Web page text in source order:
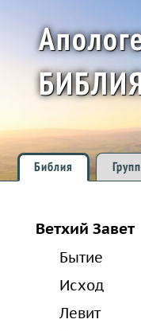
Библия
Ветхий Завет
Бытие
Исход
Левит